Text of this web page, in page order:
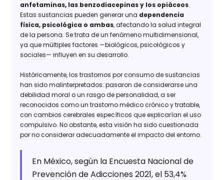
anfetaminas, las benzodiacepinas y los opiáceos.
Estas sustancias pueden generar una dependencia
física, psicológica o ambas, afectando la salud integral
de la persona. Se trata de un fenómeno multidimensional,
ya que múltiples factores —biológicos, psicológicos y
sociales— influyen en su desarrollo.
Históricamente, los trastornos por consumo de sustancias
han sido malinterpretados: pasaron de considerarse una
debilidad moral o un rasgo de personalidad, a ser
reconocidos como un trastorno médico crónico y tratable,
con cambios cerebrales específicos que explicarían el uso
compulsivo. No obstante, esta visión ha sido cuestionada
por no considerar adecuadamente el impacto del entorno.
En México, según la Encuesta Nacional de
Prevención de Adicciones 2021, el 53,4%